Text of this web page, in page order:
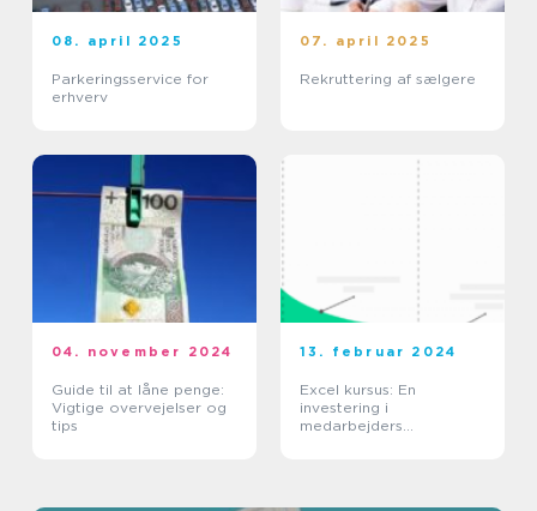
08. april 2025
Parkeringsservice for
erhverv
07. april 2025
Rekruttering af sælgere
04. november 2024
Guide til at låne penge:
Vigtige overvejelser og
tips
13. februar 2024
Excel kursus: En
investering i
medarbejders